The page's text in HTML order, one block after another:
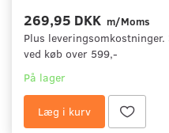
269,95 DKK m/Moms
Plus
ved køb over 599,-
På lager
Læg i kurv